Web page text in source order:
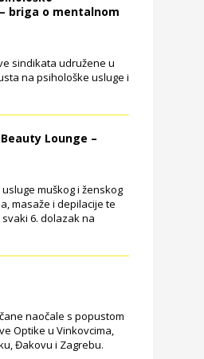
briga o mentalnom
sindikata udružene u
na psihološke usluge i
Lounge –
muškog i ženskog
masaže i depilacije te
6. dolazak na
naočale s popustom
Optike u Vinkovcima,
Đakovu i Zagrebu.